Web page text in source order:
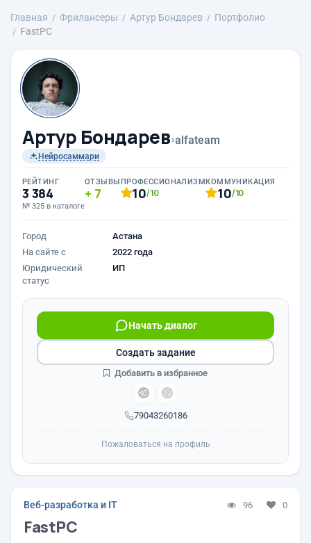
Главная Фрилансеры Артур Бондарев
Портфолио
FastPC
Артур Бондарев›alfateam
Нейросаммари
РЕЙТИНГ
3 384
№ 325 в каталоге
ОТЗЫВЫ
7
ПРОФЕССИОНАЛИЗМ
10/10
КОММУНИКАЦИЯ
10/10
Город
Астана
На сайте с
2022 года
Юридический
статус
ИП
79043260186
Начать диалог
Создать задание
Добавить в избранное
Пожаловаться на профиль
Веб-разработка и IT 96 0
FastPC